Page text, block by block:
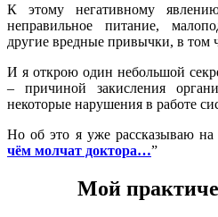
К этому негативному
неправильное питание,
другие вредные привычки, в том
И я открою один небольшой
– причиной закисления
некоторые нарушения в работе
Но об это я уже рассказываю на
чём молчат доктора…”
Мой